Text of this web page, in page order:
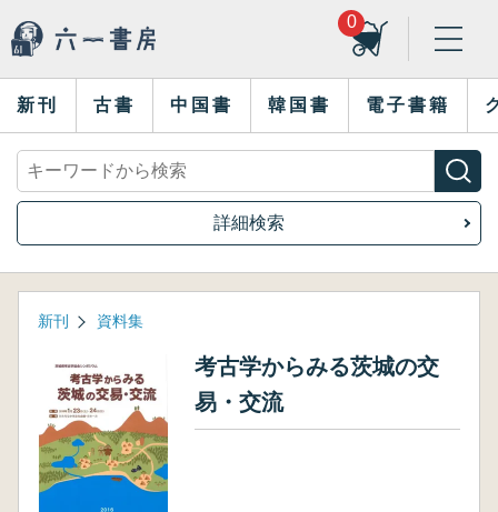
0
新刊 古書 中国書 韓国書 電子書籍
詳細検索
新刊 資料集
考古学からみる茨城の交
易・交流